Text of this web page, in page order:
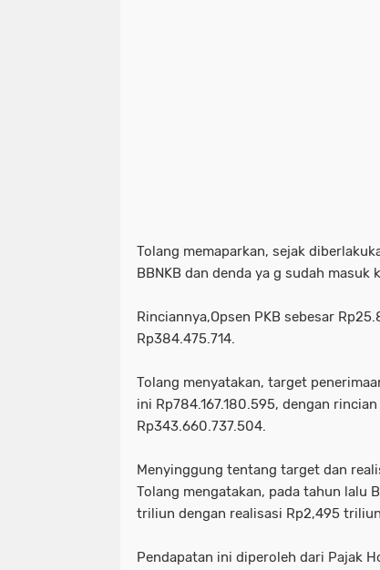
Tolang memaparkan, sejak
BBNKB dan denda ya g sudah masuk
Rinciannya,Opsen PKB sebesar
Rp384.475.714.
Tolang menyatakan, target
ini Rp784.167.180.595, dengan
Rp343.660.737.504.
Menyinggung tentang target dan
Tolang mengatakan, pada tahun lalu
triliun dengan realisasi Rp2,495
Pendapatan ini diperoleh dari Pajak